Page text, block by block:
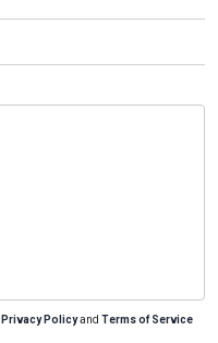
Privacy Policyand Terms of Service